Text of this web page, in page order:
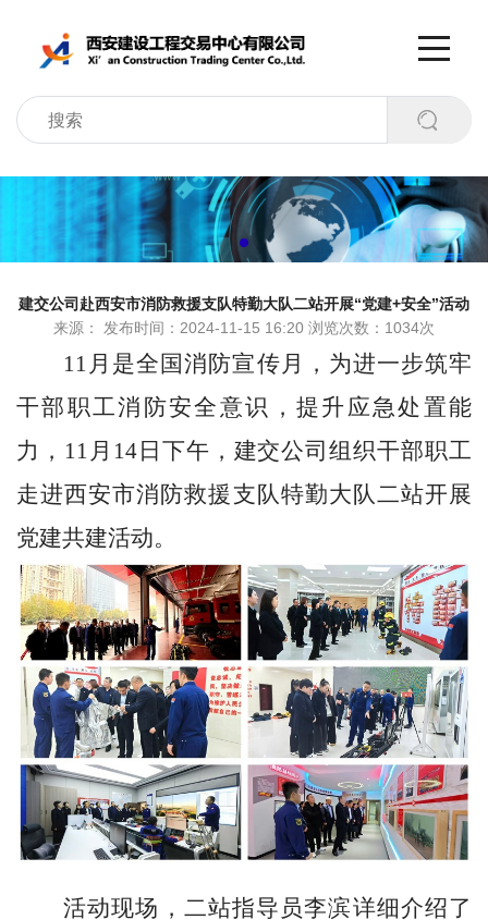
建交公司赴西安市消防救援支队特勤大队二站开展“党建+安全”活动
来源： 发布时间：2024-11-15 16:20 浏览次数：1034次
11 月是全国消防宣传月，为进一步筑牢
干部职工消防安全意识，提升应急处置能
力， 11 月 14日下午，建交公司组织干部职工
走进西安市消防救援支队特勤大队二站开展
党建共建活动。
活动现场，二站指导员李滨详细介绍了